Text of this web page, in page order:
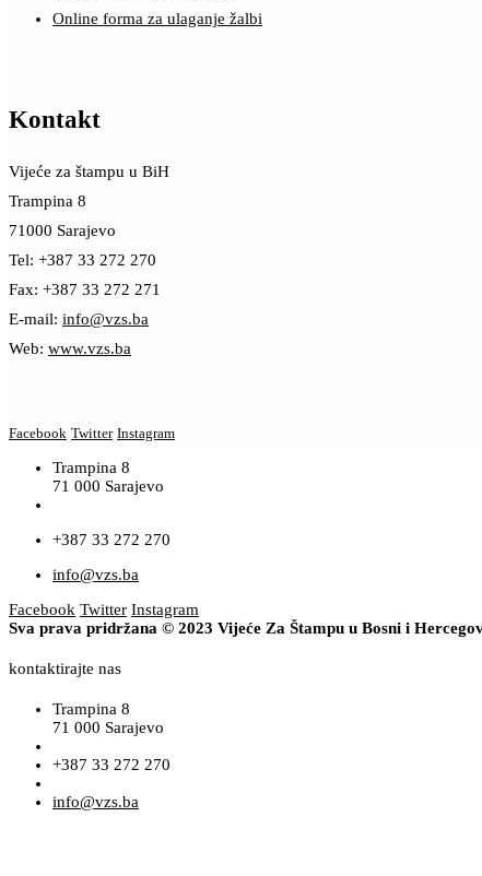
Online forma za ulaganje žalbi
Kontakt
Vijeće za štampu u BiH
Trampina 8
71000 Sarajevo
Tel: +387 33 272 270
Fax: +387 33 272 271
E-mail: info@vzs.ba
Web: www.vzs.ba
Facebook Twitter Instagram
Trampina 8
71 000 Sarajevo
+387 33 272 270
info@vzs.ba
Facebook Twitter Instagram
Sva prava pridržana © 2023 Vijeće Za Štampu u Bosni i
kontaktirajte nas
Trampina 8
71 000 Sarajevo
+387 33 272 270
info@vzs.ba